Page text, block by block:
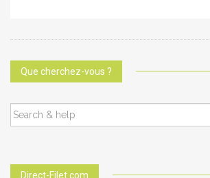
Que cherchez-vous ?
SEARCH
FOR:
Direct-Filet.com